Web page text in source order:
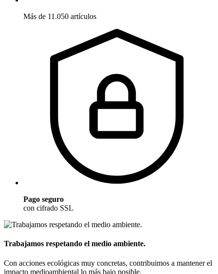
Más de 11.050 artículos
Pago seguro
con cifrado SSL
Trabajamos respetando el medio ambiente.
Con acciones ecológicas muy concretas, contribuimos a mantener el
impacto medioambiental lo más bajo posible.